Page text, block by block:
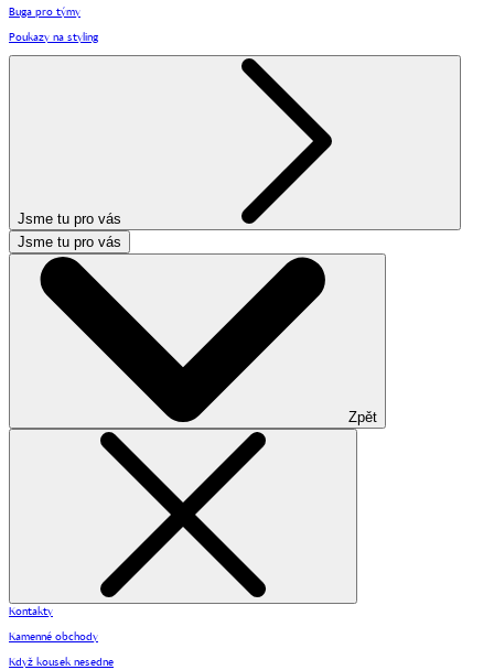
Buga pro týmy
Poukazy na styling
Jsme tu pro vás
Jsme tu pro vás
Zpět
Kontakty
Kamenné obchody
Když kousek nesedne